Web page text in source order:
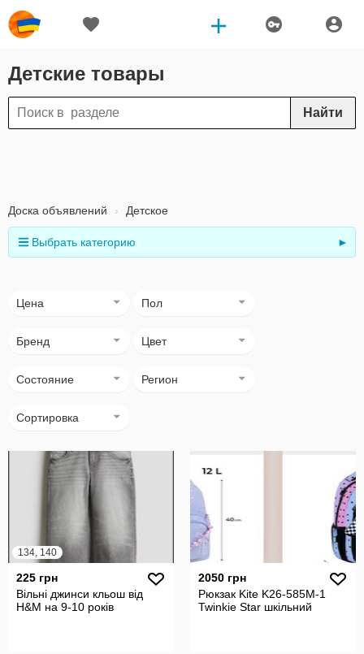
Детские товары
Найти
Доска объявлений Детское
Выбрать категорию ►
Цена Пол
Бренд Цвет
Состояние Регион
Сортировка
134, 140
225 грн
Вільні джинси кльош від
H&M на 9-10 років
2050 грн
Рюкзак Kite K26-585M-1
Twinkie Star шкільний